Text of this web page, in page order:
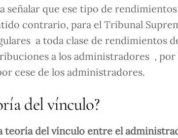
señalar que ese tipo de
contrario, para el Tribunal
a toda clase de rendimientos
a los administradores , por
cese de los administradores.
del vínculo?
teoría del vínculo entre el